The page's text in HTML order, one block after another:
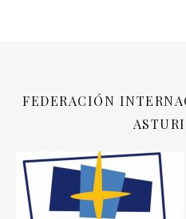
FEDERACIÓN